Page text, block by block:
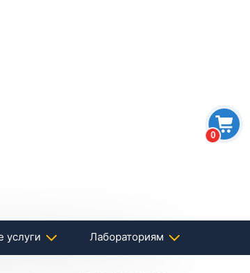
0
услуги Лабораториям